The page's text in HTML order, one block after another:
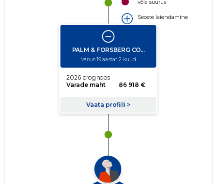
võla suurus
Seoste laiendamine